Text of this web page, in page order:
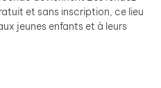
et sans inscription, ce lieu
jeunes enfants et à leurs